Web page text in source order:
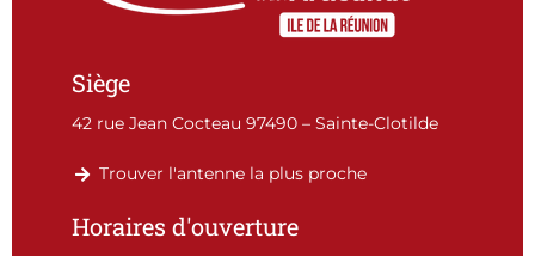
Siège
42 rue Jean Cocteau 97490 – Sainte-Clotilde
Trouver l'antenne la plus proche
Horaires d'ouverture